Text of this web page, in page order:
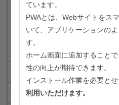
小金井市
小平市
日野市
東村山市
国分寺市
ています。
PWAとは、Webサイトをス
いて、アプリケーションの
す。
ホーム画面に追加すること
性の向上が期待できます。
インストール作業を必要とせ
利用いただけます。